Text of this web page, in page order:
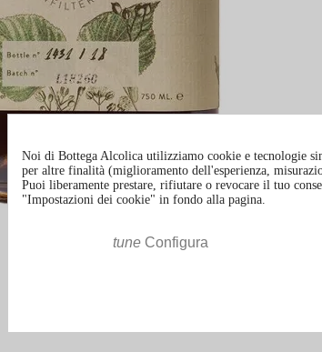
Noi di Bottega Alcolica utilizziamo cookie e tecnologie
per altre finalità (miglioramento dell'esperienza,
Puoi liberamente prestare, rifiutare o revocare il tuo
"Impostazioni dei cookie" in fondo alla pagina.
tune Configura